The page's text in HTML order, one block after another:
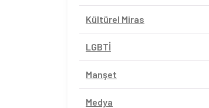
Kültürel Miras
LGBTİ
Manşet
Medya